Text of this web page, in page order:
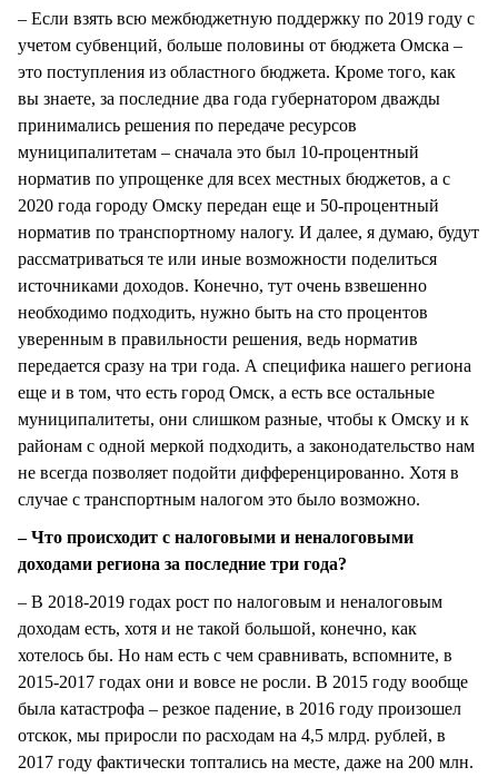
– Если взять всю межбюджетную поддержку по 2019 году с
учетом субвенций, больше половины от бюджета Омска –
это поступления из областного бюджета. Кроме того, как
вы знаете, за последние два года губернатором дважды
принимались решения по передаче ресурсов
муниципалитетам – сначала это был 10-процентный
норматив по упрощенке для всех местных бюджетов, а с
2020 года городу Омску передан еще и 50-процентный
норматив по транспортному налогу. И далее, я думаю, будут
рассматриваться те или иные возможности поделиться
источниками доходов. Конечно, тут очень взвешенно
необходимо подходить, нужно быть на сто процентов
уверенным в правильности решения, ведь норматив
передается сразу на три года. А специфика нашего региона
еще и в том, что есть город Омск, а есть все остальные
муниципалитеты, они слишком разные, чтобы к Омску и к
районам с одной меркой подходить, а законодательство нам
не всегда позволяет подойти дифференцированно. Хотя в
случае с транспортным налогом это было возможно.
– Что происходит с налоговыми и неналоговыми
доходами региона за последние три года?
– В 2018-2019 годах рост по налоговым и неналоговым
доходам есть, хотя и не такой большой, конечно, как
хотелось бы. Но нам есть с чем сравнивать, вспомните, в
2015-2017 годах они и вовсе не росли. В 2015 году вообще
была катастрофа – резкое падение, в 2016 году произошел
отскок, мы приросли по расходам на 4,5 млрд. рублей, в
2017 году фактически топтались на месте, даже на 200 млн.